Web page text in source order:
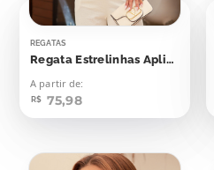
REGATAS
Regata Estrelinhas Aplicação
A partir de:
R$ 75,98